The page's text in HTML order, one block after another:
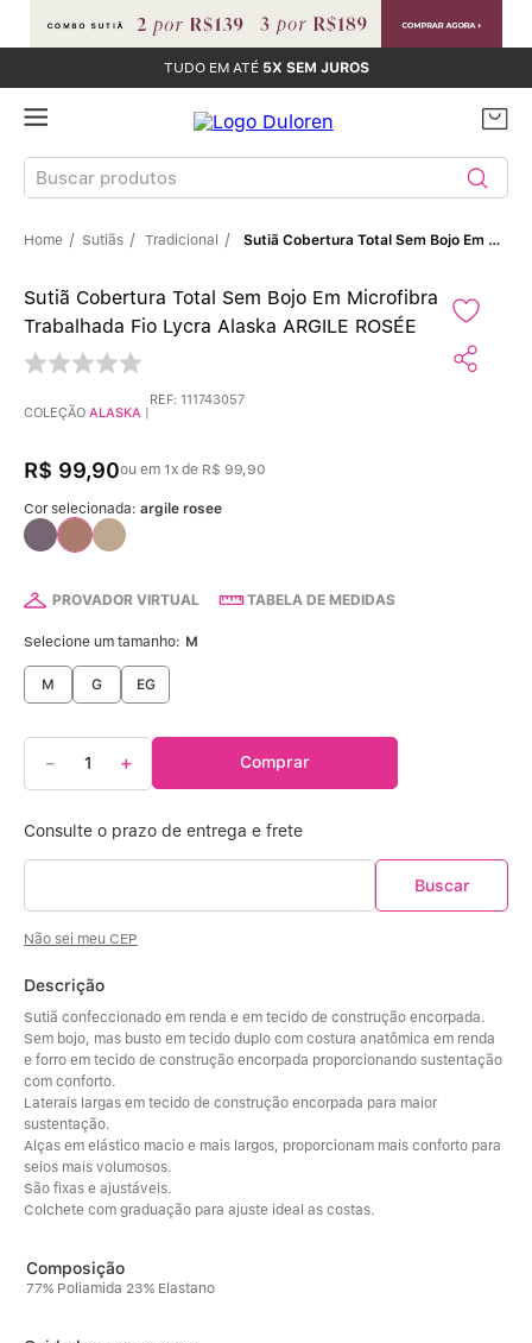
TUDO EM ATÉ 5X SEM JUROS
Buscar produtos
Sutiãs Tradicional Sutiã Cobertura Total Sem Bojo Em Microfibra Trabalhada Fio Lycra Alaska ARGILE ROSÉE
Sutiã Cobertura Total Sem Bojo Em Microfibra
Trabalhada Fio Lycra Alaska ARGILE ROSÉE
COLEÇÃO ALASKA |
REF: 111743057
R$ 99,90ou em 1x de R$ 99,90
Cor selecionada: argile rosee
PROVADOR VIRTUAL TABELA DE MEDIDAS
Selecione um tamanho: M
M G EG
＋
－ Comprar
Não sei meu CEP
Descrição
Sutiã confeccionado em renda e em tecido de construção encorpada.
Sem bojo, mas busto em tecido duplo com costura anatômica em renda
e forro em tecido de construção encorpada proporcionando sustentação
com conforto.
Laterais largas em tecido de construção encorpada para maior
sustentação.
Alças em elástico macio e mais largos, proporcionam mais conforto para
seios mais volumosos.
São fixas e ajustáveis.
Colchete com graduação para ajuste ideal as costas.
77% Poliamida 23% Elastano
TERMOS MAIS BUSCADOS
1º Sutiãs
2º Calcinhas
3 º Sutiã Bojo
4º Conjunto
º Calcinha Algodão
6º Calcinha Cintura Alta
Modal
º Algodão Egípcio
10º Sutiã Sustentação